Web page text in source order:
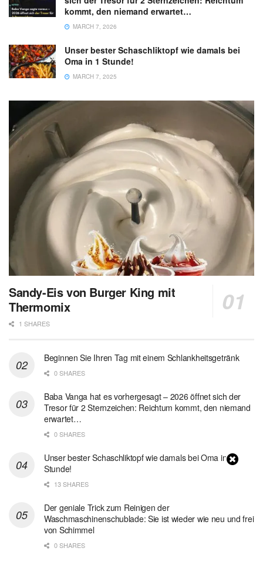
kommt, den niemand erwartet…
MARCH 7, 2026
Unser bester Schaschliktopf wie damals bei
Oma in 1 Stunde!
MARCH 7, 2025
Sandy-Eis von Burger King mit
Thermomix
1 SHARES
Beginnen Sie Ihren Tag mit einem Schlankheitsgetränk
0 SHARES
Baba Vanga hat es vorhergesagt – 2026 öffnet sich der
Tresor für 2 Sternzeichen: Reichtum kommt, den niemand
erwartet…
0 SHARES
Unser bester Schaschliktopf wie damals bei Oma in 1
Stunde!
13 SHARES
Der geniale Trick zum Reinigen der
Waschmaschinenschublade: Sie ist wieder wie neu und frei
von Schimmel
0 SHARES